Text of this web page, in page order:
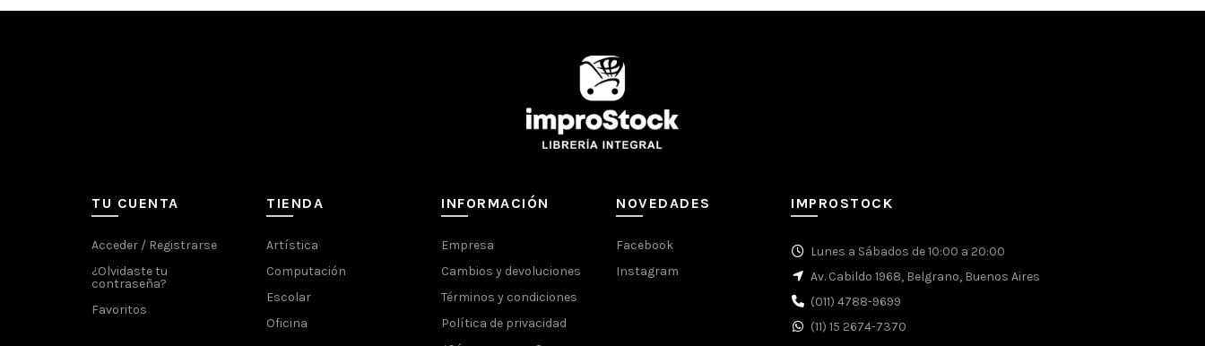
TU CUENTA
Acceder / Registrarse
¿Olvidaste tu
contraseña?
Favoritos
TIENDA
Artística
Computación
Escolar
Oficina
INFORMACIÓN
Empresa
Cambios y devoluciones
Términos y condiciones
Política de privacidad
NOVEDADES
Facebook
Instagram
IMPROSTOCK
Lunes a Sábados de 10:00 a 20:00
Av. Cabildo 1968, Belgrano, Buenos Aires
(011) 4788-9699
(11) 15 2674-7370